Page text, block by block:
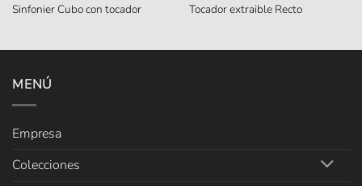
Sinfonier Cubo con tocador Tocador extraible Recto
MENÚ
Empresa
Colecciones